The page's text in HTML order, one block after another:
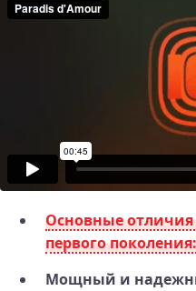
Основные отличия
первого поколения:
Мощный и